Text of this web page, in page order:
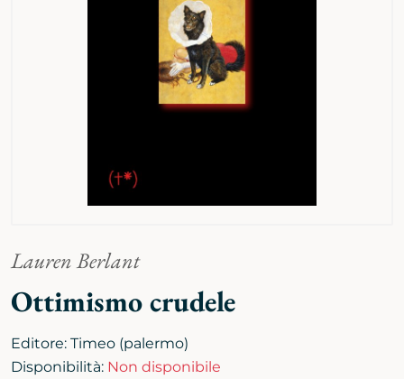
Lauren Berlant
Ottimismo crudele
Editore: Timeo (palermo)
Disponibilità: Non disponibile